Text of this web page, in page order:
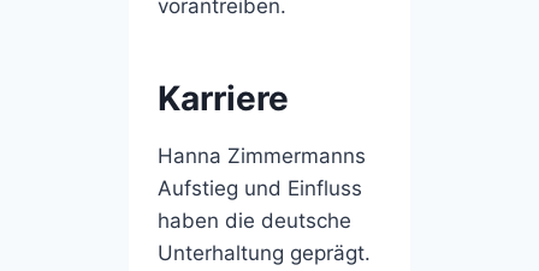
vorantreiben.
Karriere
Hanna Zimmermanns
Aufstieg und Einfluss
haben die deutsche
Unterhaltung geprägt.